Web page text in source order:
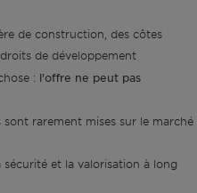
de construction, des côtes
de développement
: l'offre ne peut pas
sont rarement mises sur le marché
et la valorisation à long